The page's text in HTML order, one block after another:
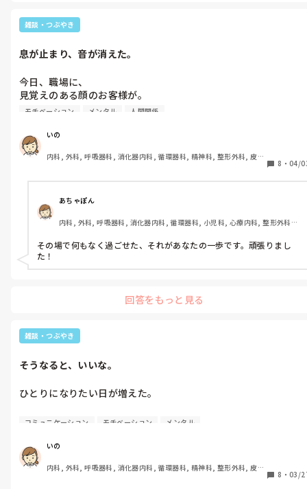
考えようと思います。
パスタ屋さんのスタッフが皆優しすぎて
人間関係良すぎて、
慎重に考えます。
今はパートだし、扶養の範囲内で
正直、経済的には厳しい。
他にないと思うから辞めたくない。
もし今回もランクアップが承認されたら
また時給もあがるし。
｢うちに来ませんか？｣っていうお声が
なんと看護職から2つも来てしまって…。
たまたま5月頃から、
また看護師になりたいなって思ってたところ
だったんです。
内容は…
たまたま一緒に働いているバイトさんに
この話をしてくれたバイトさんと
以前いろいろ話した時に、
私が看護師だったことを言いました。
それを覚えていたらしく、
看護師さんを募集しているからって。
かなり悩みました。
いろんなトラウマや恐怖心。
雑談・つぶやき
息が止まり、音が消えた。
今日、職場に、
見覚えのある顔のお客様が。
声もなんだか聞き覚えが…。
お母様と2人で来ていたみたい。
私
見覚えのあるお客様
｢コレ(クーポン)使えますか？｣
｢はい、スキャン致しますね｣
息が止まった。
たったそれだけの時間。
あの時の全部が蘇った。
頭の中をぐしゃぐしゃにしながら。
モチベーション メンタル 人間関係
いの
内科, 外科, 呼吸器科, 消化器内科, 循環器科, 精神科, 整形外科, 皮膚
8 ・ 04/
あちゃぽん
内科, 外科, 呼吸器科, 消化器内科, 循環器科, 小児科, 心療内科, 整形外科,
急科, 超急性期, ICU, CCU, HCU, その他の科, ママナース, 外来, 神経内科,
脳神経外科, NICU, 消化器外科, 一般病院, 慢性期, 回復期, 終末期, オペ室,
その場で何もなく過ごせた、それがあなたの一歩です。頑張りまし
た！
回答をもっと見る
雑談・つぶやき
そうなると、いいな。
ひとりになりたい日が増えた。
旦那と喧嘩とかそういうのじゃない。
自分だけの問題で。
コミュニケーション モチベーション メンタル
いの
内科, 外科, 呼吸器科, 消化器内科, 循環器科, 精神科, 整形外科, 皮膚
8 ・ 03/